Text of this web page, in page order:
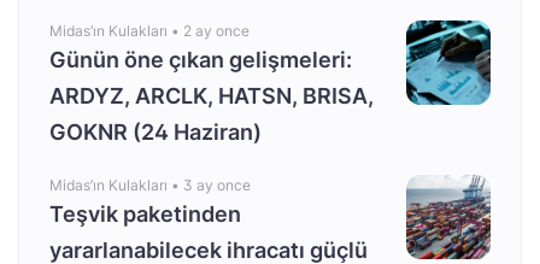
Midas’ın Kulakları • 2 ay once
Günün öne çıkan gelişmeleri:
ARDYZ, ARCLK, HATSN, BRISA,
GOKNR (24 Haziran)
Midas’ın Kulakları • 3 ay once
Teşvik paketinden
yararlanabilecek ihracatı güçlü